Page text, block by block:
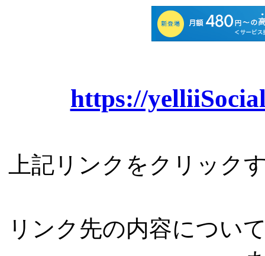
https://
上記リンクをクリック
リンク先の内容につい